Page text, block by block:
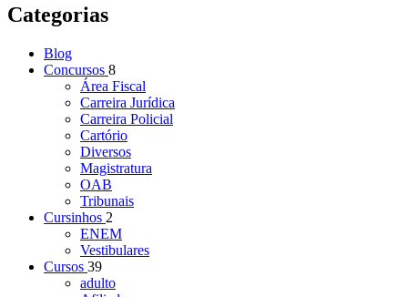
Categorias
Blog
Concursos 8
Área Fiscal
Carreira Jurídica
Carreira Policial
Cartório
Diversos
Magistratura
OAB
Tribunais
Cursinhos 2
ENEM
Vestibulares
Cursos 39
adulto